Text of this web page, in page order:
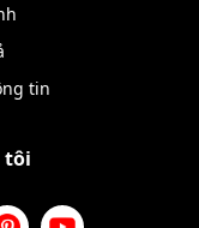
tin
tôi